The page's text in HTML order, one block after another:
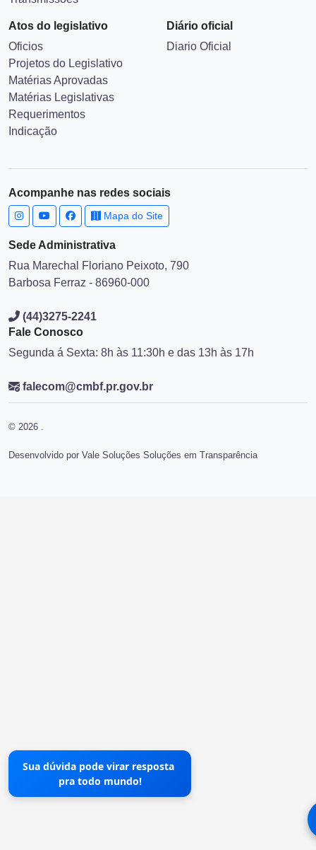
Atos do legislativo
Oficios
Projetos do Legislativo
Matérias Aprovadas
Matérias Legislativas
Requerimentos
Indicação
Diário oficial
Diario Oficial
Acompanhe nas redes sociais
Mapa do Site
Sede Administrativa
Rua Marechal Floriano Peixoto, 790
Barbosa Ferraz - 86960-000
(44)3275-2241
Fale Conosco
Segunda á Sexta: 8h às 11:30h e das 13h às 17h
falecom@cmbf.pr.gov.br
© 2026 .
Desenvolvido por Vale Soluções Soluções em Transparência
Sua dúvida pode virar resposta
pra todo mundo!